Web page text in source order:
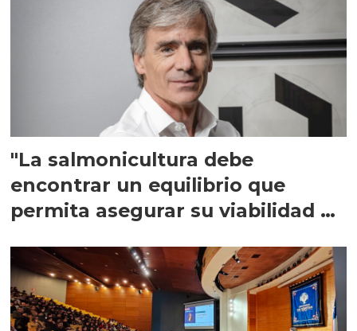
"La salmonicultura debe
encontrar un equilibrio que
permita asegurar su viabilidad de